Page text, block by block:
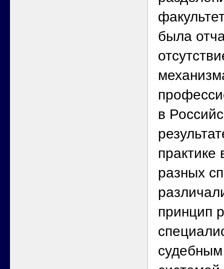
была
в
практике
разных
принцип